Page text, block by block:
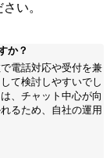
い。
か？
電話対応や受付を兼
て検討しやすいでし
、チャット中心が向
るため、自社の運用